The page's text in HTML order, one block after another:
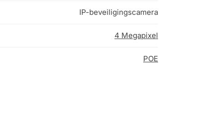
IP-beveiligingscamera
4 Megapixel
POE